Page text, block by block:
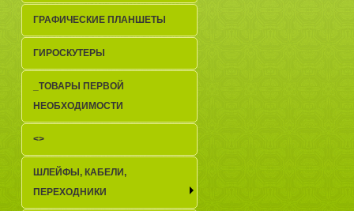
ГРАФИЧЕСКИЕ ПЛАНШЕТЫ
ГИРОСКУТЕРЫ
_TОВАРЫ ПЕРВОЙ
НЕОБХОДИМОСТИ
<>
ШЛЕЙФЫ, КАБЕЛИ,
ПЕРЕХОДНИКИ